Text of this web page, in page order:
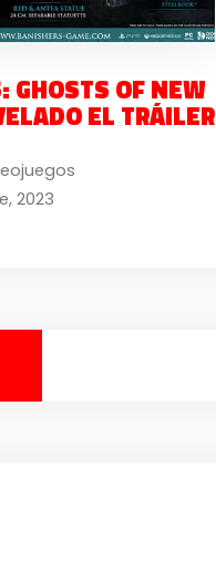
GHOSTS OF NEW
EL TRÁILER
2023